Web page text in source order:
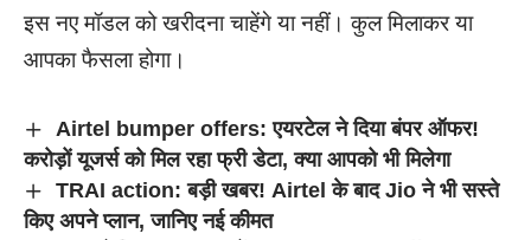
इस नए मॉडल को खरीदना चाहेंगे या नहीं। कुल मिलाकर या
आपका फैसला होगा।
Airtel bumper offers: एयरटेल ने दिया बंपर ऑफर!
करोड़ों यूजर्स को मिल रहा फ्री डेटा, क्या आपको भी मिलेगा
TRAI action: बड़ी खबर! Airtel के बाद Jio ने भी सस्ते
किए अपने प्लान, जानिए नई कीमत